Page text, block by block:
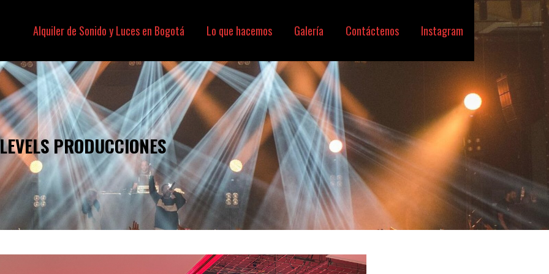
LUCES, VIDEO
Alquiler de Sonido y Luces en Bogotá Lo que hacemos Galería Contáctenos Instagram
PRODUCCIONES